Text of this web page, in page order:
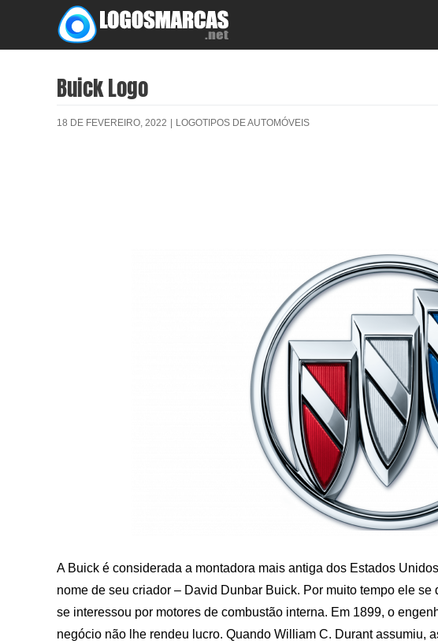
content
Buick Logo
18 DE FEVEREIRO, 2022 | LOGOTIPOS DE AUTOMÓVEIS
A Buick é considerada a montadora mais antiga dos Estados
nome de seu criador – David Dunbar Buick. Por muito tempo ele
se interessou por motores de combustão interna. Em 1899, o
negócio não lhe rendeu lucro. Quando William C. Durant assumiu,